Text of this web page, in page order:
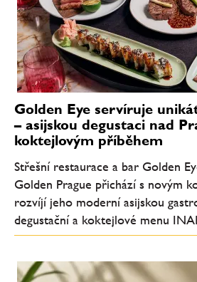
Golden Eye servíruje
– asijskou degustaci nad
koktejlovým příběhem
Střešní restaurace a bar Golden
Golden Prague přichází s novým
rozvíjí jeho moderní asijskou
degustační a koktejlové menu